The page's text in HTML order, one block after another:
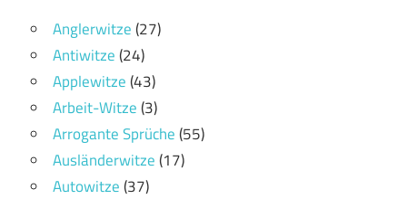
Anglerwitze(27)
Antiwitze(24)
Applewitze(43)
Arbeit-Witze(3)
Arrogante Sprüche(55)
Ausländerwitze(17)
Autowitze(37)